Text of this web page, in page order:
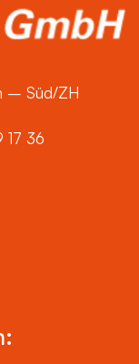
– Süd/ZH
36